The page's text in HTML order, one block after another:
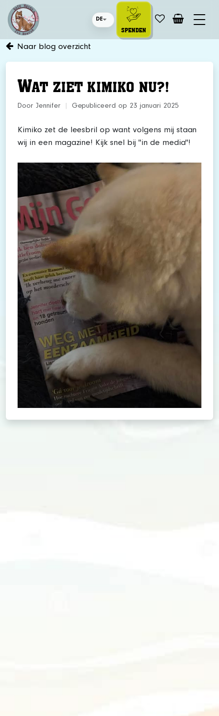
DE
SPENDEN
Naar blog overzicht
WAT ZIET KIMIKO NU?!
Door Jennifer Gepubliceerd op 23 januari 2025
Kimiko zet de leesbril op want volgens mij staan
wij in een magazine! Kijk snel bij "in de media"!